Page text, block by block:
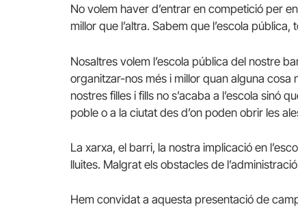
No volem haver d’entrar en competició per
millor que l’altra. Sabem que l’escola
Nosaltres volem l’escola pública del nostre
organitzar-nos més i millor quan alguna cosa
nostres filles i fills no s’acaba a l’escola sinó
poble o a la ciutat des d’on poden obrir les
La xarxa, el barri, la nostra implicació en
lluites. Malgrat els obstacles de
Hem convidat a aquesta presentació de